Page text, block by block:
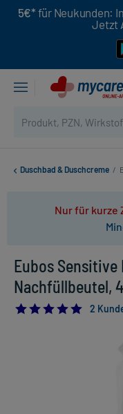
5€* für Neukunden:
Jetzt
Duschbad & Duschcreme /
Nur für kurze
Eubos Sensitive
Nachfüllbeutel,
5.0
2